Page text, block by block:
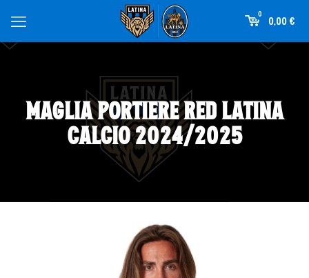
0
0,00 €
Maglia Portiere Red Latina
Calcio 2024/2025